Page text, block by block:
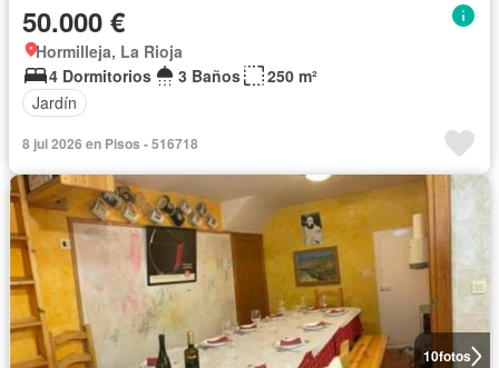
50.000 €
Hormilleja, La Rioja
4 Dormitorios
3 Baños
250 m²
Jardín
8 jul 2026 en Pisos - 516718
10fotos